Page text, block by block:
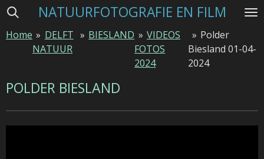
Ga
naar
NATUURFOTOGRAFIE EN FILM
Home » DELFT
NATUUR
» BIESLAND » VIDEOS
FOTOS
2024
» Polder
Biesland 01-04-
2024
POLDER BIESLAND